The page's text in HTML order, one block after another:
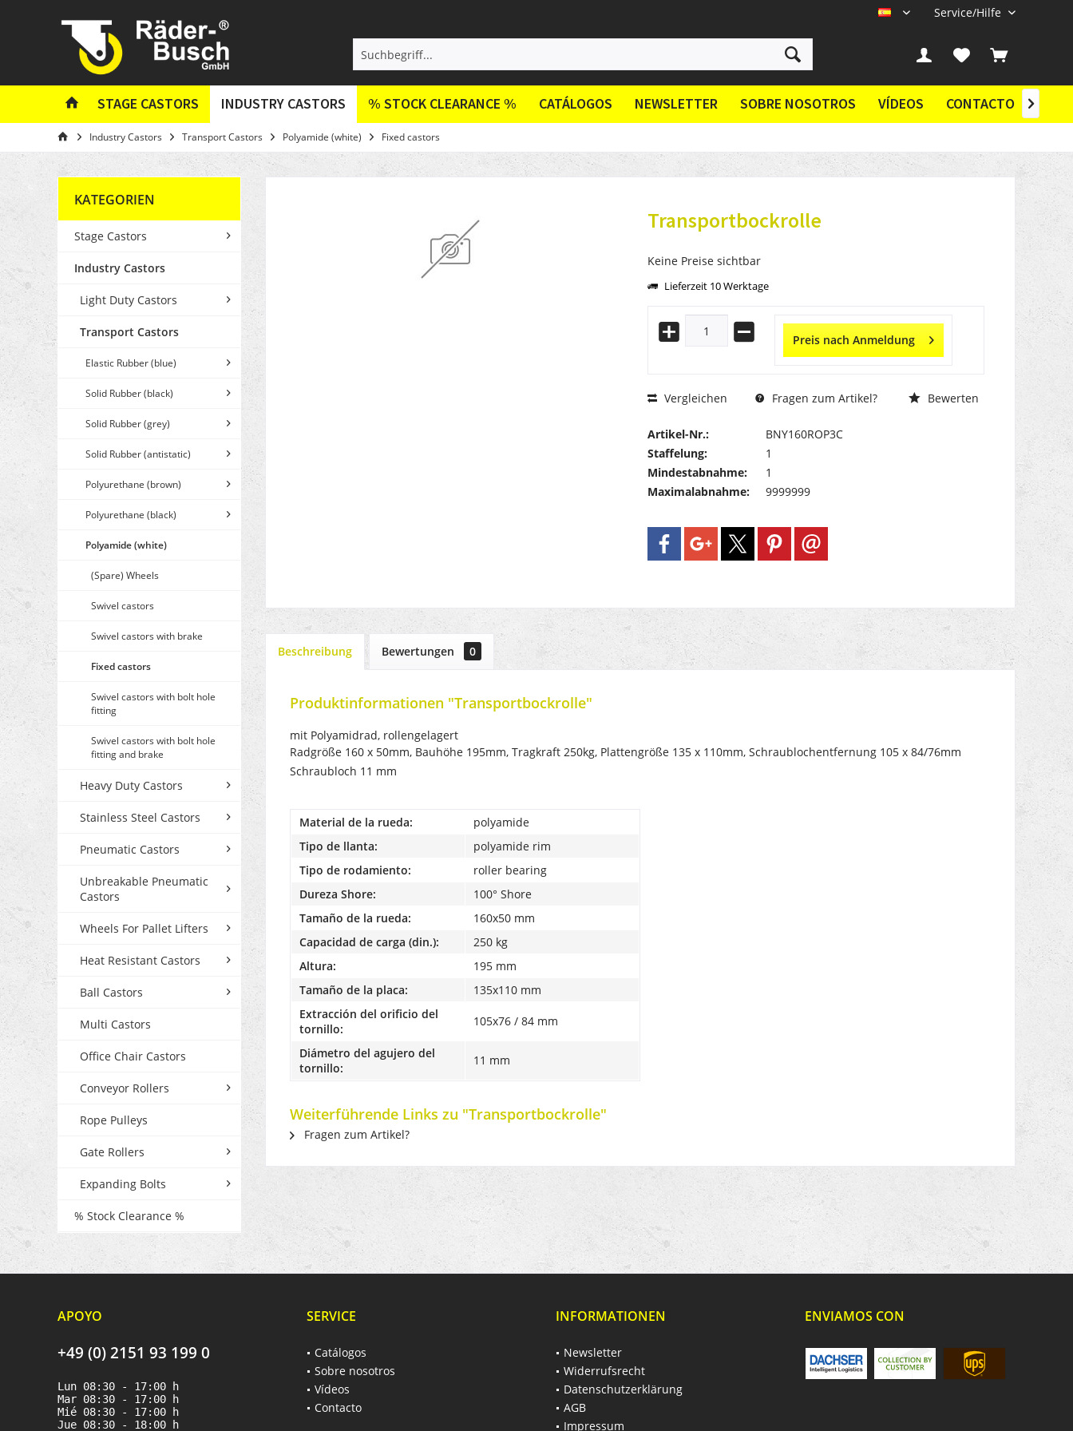
Service/Hilfe
STAGE CASTORS INDUSTRY CASTORS % STOCK CLEARANCE % CATÁLOGOS NEWSLETTER SOBRE NOSOTROS VÍDEOS CONTACTO 
Industry Castors Transport Castors Polyamide (white) Fixed castors
KATEGORIEN
Stage Castors
Industry Castors
Light Duty Castors
Transport Castors
Elastic Rubber (blue)
Solid Rubber (black)
Solid Rubber (grey)
Solid Rubber (antistatic)
Polyurethane (brown)
Polyurethane (black)
Polyamide (white)
(Spare) Wheels
Swivel castors
Swivel castors with brake
Fixed castors
Swivel castors with bolt hole
fitting
Swivel castors with bolt hole
fitting and brake
Heavy Duty Castors
Stainless Steel Castors
Pneumatic Castors
Unbreakable Pneumatic
Castors
Wheels For Pallet Lifters
Heat Resistant Castors
Ball Castors
Multi Castors
Office Chair Castors
Conveyor Rollers
Rope Pulleys
Gate Rollers
Expanding Bolts
% Stock Clearance %
Transportbockrolle
Keine Preise sichtbar
Lieferzeit 10 Werktage
Preis nach Anmeldung
Vergleichen Fragen zum Artikel? Bewerten
Artikel-Nr.:
BNY160ROP3C
Staffelung:
1
Mindestabnahme:
1
Maximalabnahme:
9999999
Beschreibung Bewertungen 0
Produktinformationen "Transportbockrolle"
mit Polyamidrad, rollengelagert
Radgröße 160 x 50mm, Bauhöhe 195mm, Tragkraft 250kg, Plattengröße 135 x 110mm, Schraublochentfernung 105 x 84/76mm
Schraubloch 11 mm
Material de la rueda:
polyamide
Tipo de llanta:
polyamide rim
Tipo de rodamiento:
roller bearing
Dureza Shore:
100° Shore
Tamaño de la rueda:
160x50 mm
Capacidad de carga (din.):
250 kg
Altura:
195 mm
Tamaño de la placa:
135x110 mm
Extracción del orificio del
tornillo:
105x76 / 84 mm
Diámetro del agujero del
tornillo:
11 mm
Weiterführende Links zu "Transportbockrolle"
Fragen zum Artikel?
APOYO
+49 (0) 2151 93 199 0
Lun 08:30 - 17:00 h
Mar 08:30 - 17:00 h
Mié 08:30 - 17:00 h
Jue 08:30 - 18:00 h
SERVICE
Catálogos
Sobre nosotros
Vídeos
Contacto
INFORMATIONEN
Newsletter
Widerrufsrecht
Datenschutzerklärung
AGB
Impressum
ENVIAMOS CON